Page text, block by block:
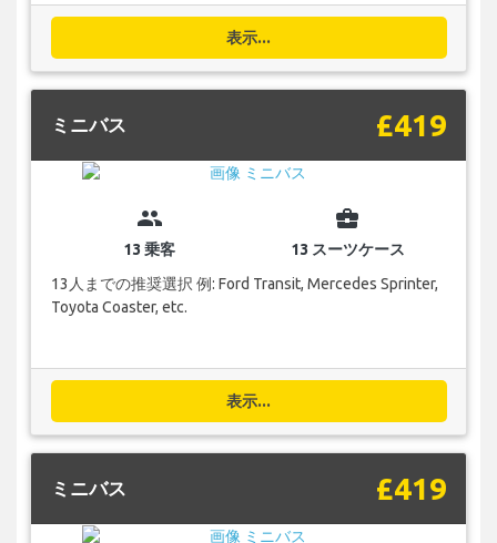
表示...
ミニバス £419
group
13 乗客
business_center
13 スーツケース
13人までの推奨選択 例: Ford Transit, Mercedes Sprinter,
Toyota Coaster, etc.
表示...
ミニバス £419